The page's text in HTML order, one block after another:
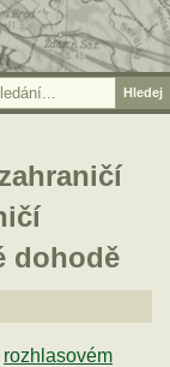
dohodě
rozhlasovém